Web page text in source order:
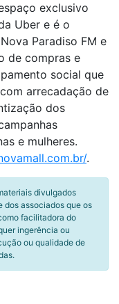
exclusivo
Uber e é o
Paradiso FM e
de compras e
social que
arrecadação de
dos
e mulheres.
.
divulgados
dos associados que os
facilitadora do
ingerência ou
ou qualidade de